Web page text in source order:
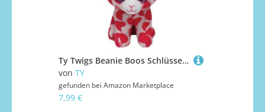
Ty Twigs Beanie Boos Schlüsselanhänger Giraffe 8,5 cm
von TY
gefunden bei Amazon Marketplace
7,99 €